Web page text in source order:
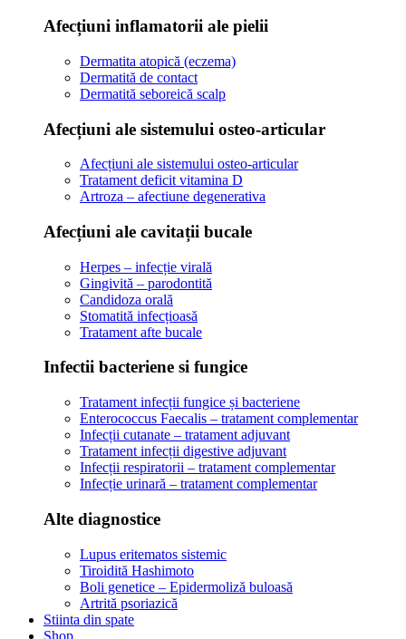
Afecțiuni inflamatorii ale pielii
Dermatita atopică (eczema)
Dermatită de contact
Dermatită seboreică scalp
Afecțiuni ale sistemului osteo-articular
Afecțiuni ale sistemului osteo-articular
Tratament deficit vitamina D
Artroza – afectiune degenerativa
Afecțiuni ale cavitații bucale
Herpes – infecție virală
Gingivită – parodontită
Candidoza orală
Stomatită infecțioasă
Tratament afte bucale
Infectii bacteriene si fungice
Tratament infecții fungice și bacteriene
Enterococcus Faecalis – tratament complementar
Infecții cutanate – tratament adjuvant
Tratament infecții digestive adjuvant
Infecții respiratorii – tratament complementar
Infecție urinară – tratament complementar
Alte diagnostice
Lupus eritematos sistemic
Tiroidită Hashimoto
Boli genetice – Epidermoliză buloasă
Artrită psoriazică
Stiinta din spate
Shop